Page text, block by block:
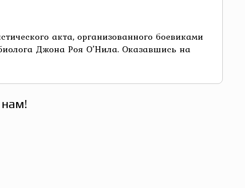
акта, организованного боевиками
Джона Роя О’Нила. Оказавшись на